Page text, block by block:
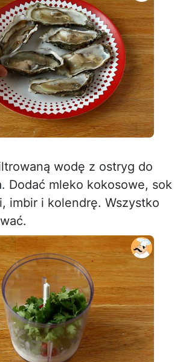
wodę z ostryg do
Dodać mleko kokosowe, sok
imbir i kolendrę. Wszystko